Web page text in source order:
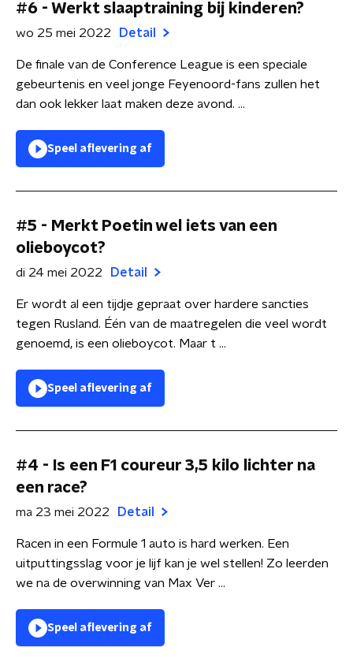
#6 - Werkt slaaptraining bij kinderen?
wo 25 mei 2022 Detail
De finale van de Conference League is een speciale
gebeurtenis en veel jonge Feyenoord-fans zullen het
dan ook lekker laat maken deze avond. ...
Speel aflevering af
#5 - Merkt Poetin wel iets van een
olieboycot?
di 24 mei 2022 Detail
Er wordt al een tijdje gepraat over hardere sancties
tegen Rusland. Één van de maatregelen die veel wordt
genoemd, is een olieboycot. Maar t ...
Speel aflevering af
#4 - Is een F1 coureur 3,5 kilo lichter na
een race?
ma 23 mei 2022 Detail
Racen in een Formule 1 auto is hard werken. Een
uitputtingsslag voor je lijf kan je wel stellen! Zo leerden
we na de overwinning van Max Ver ...
Speel aflevering af